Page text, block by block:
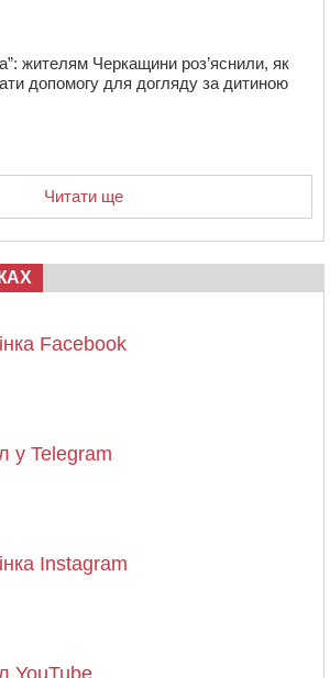
жителям Черкащини роз’яснили, як
допомогу для догляду за дитиною
Читати ще
Facebook
у Telegram
Instagram
YouTube